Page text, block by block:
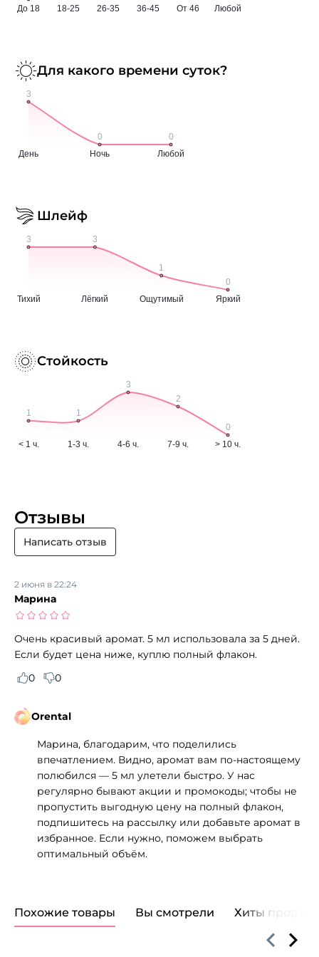
Для какого времени суток?
Шлейф
Стойкость
Отзывы
Написать отзыв
Марина
2 июня в 22:24
Очень красивый аромат. 5 мл использовала за 5 дней.
Если будет цена ниже, куплю полный флакон.
0
0
Orental
Марина, благодарим, что поделились
впечатлением. Видно, аромат вам по-настоящему
полюбился — 5 мл улетели быстро. У нас
регулярно бывают акции и промокоды; чтобы не
пропустить выгодную цену на полный флакон,
подпишитесь на рассылку или добавьте аромат в
избранное. Если нужно, поможем выбрать
оптимальный объём.
Похожие товары Вы смотрели Хиты продаж